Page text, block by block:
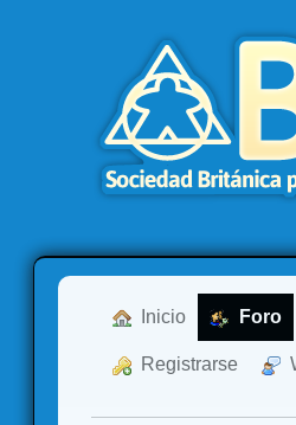
Inicio Foro
Registrarse